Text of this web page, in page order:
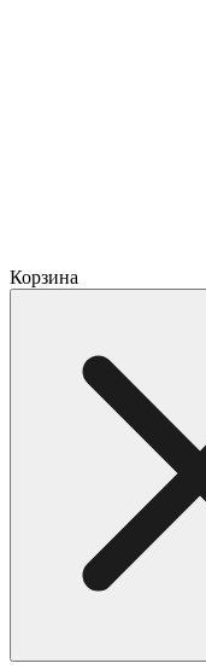
Корзина